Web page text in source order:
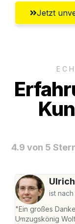
Jetzt
4.9 von 5
ist
"Ein großes
Umzugskönig